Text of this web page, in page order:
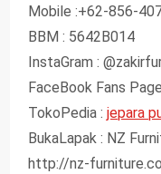
Mobile :+62-856-
BBM : 5642B014
InstaGram :
FaceBook Fans
TokoPedia :jepara
BukaLapak : NZ
http://nz-